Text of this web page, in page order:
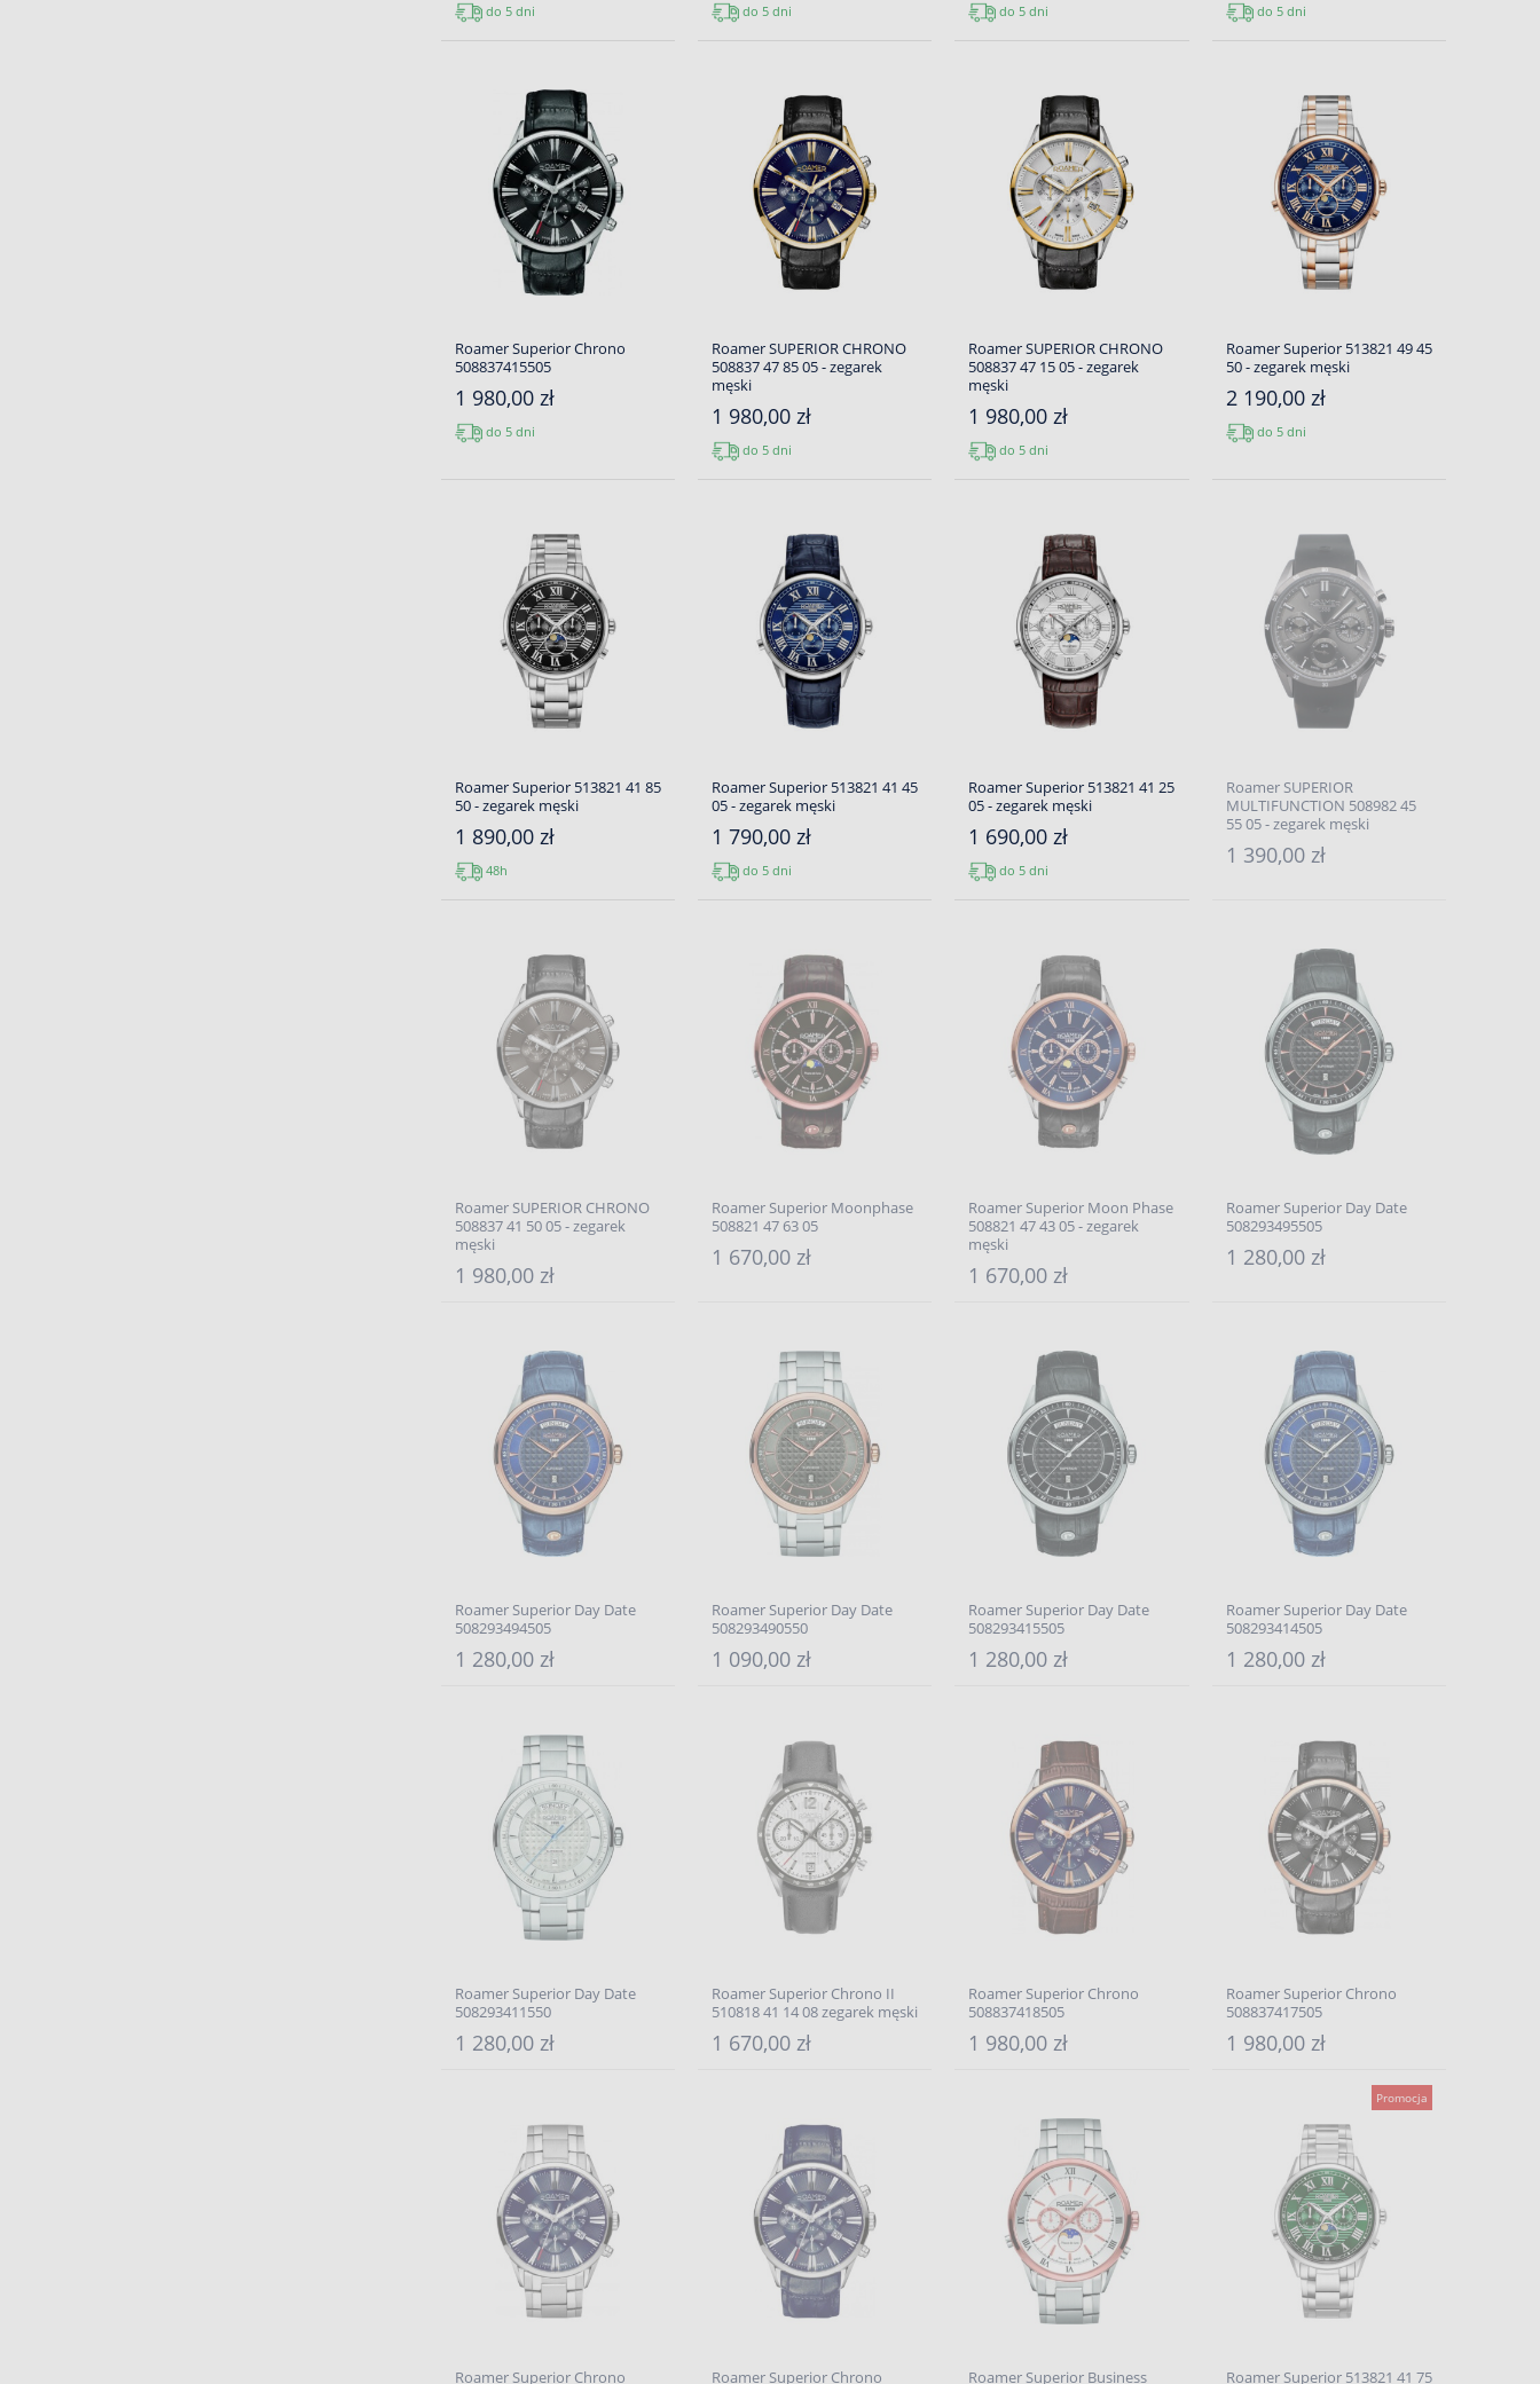
do 5 dni do 5 dni do 5 dni do 5 dni
Roamer Superior Chrono
508837415505
1 980,00 zł
do 5 dni
Roamer SUPERIOR CHRONO
508837 47 85 05 - zegarek
męski
1 980,00 zł
do 5 dni
Roamer SUPERIOR CHRONO
508837 47 15 05 - zegarek
męski
1 980,00 zł
do 5 dni
Roamer Superior 513821 49 45
50 - zegarek męski
2 190,00 zł
do 5 dni
Roamer Superior 513821 41 85
50 - zegarek męski
1 890,00 zł
48h
Roamer Superior 513821 41 45
05 - zegarek męski
1 790,00 zł
do 5 dni
Roamer Superior 513821 41 25
05 - zegarek męski
1 690,00 zł
do 5 dni
Roamer SUPERIOR
MULTIFUNCTION 508982 45
55 05 - zegarek męski
1 390,00 zł
Roamer SUPERIOR CHRONO
508837 41 50 05 - zegarek
męski
1 980,00 zł
Roamer Superior Moonphase
508821 47 63 05
1 670,00 zł
Roamer Superior Moon Phase
508821 47 43 05 - zegarek
męski
1 670,00 zł
Roamer Superior Day Date
508293495505
1 280,00 zł
Roamer Superior Day Date
508293494505
1 280,00 zł
Roamer Superior Day Date
508293490550
1 090,00 zł
Roamer Superior Day Date
508293415505
1 280,00 zł
Roamer Superior Day Date
508293414505
1 280,00 zł
Roamer Superior Day Date
508293411550
1 280,00 zł
Roamer Superior Chrono II
510818 41 14 08 zegarek męski
1 670,00 zł
Roamer Superior Chrono
508837418505
1 980,00 zł
Roamer Superior Chrono
508837417505
1 980,00 zł
Roamer Superior Chrono Roamer Superior Chrono Roamer Superior Business
Promocja
Roamer Superior 513821 41 75